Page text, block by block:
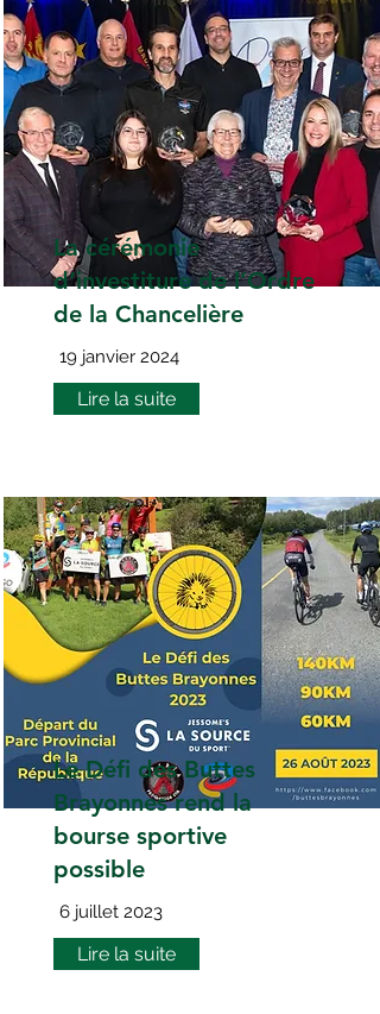
La cérémonie
d’investiture de l’Ordre
de la Chancelière
19 janvier 2024
Lire la suite
Le Défi des Buttes
Brayonnes rend la
bourse sportive
possible
6 juillet 2023
Lire la suite